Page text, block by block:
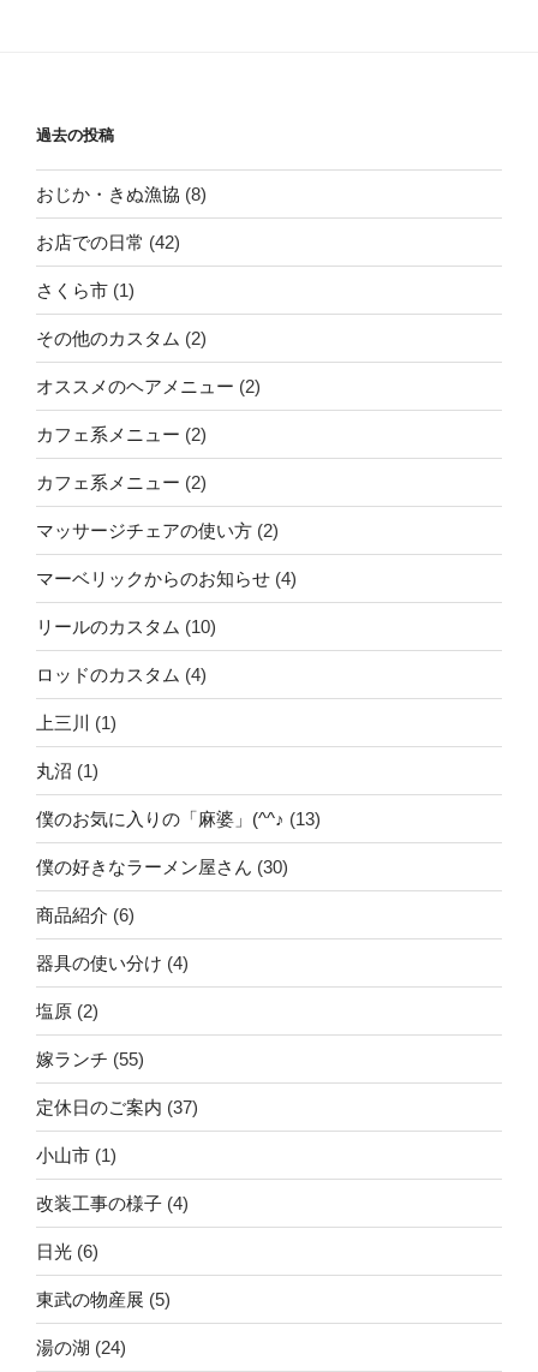
過去の投稿
おじか・きぬ漁協 (8)
お店での日常 (42)
さくら市 (1)
その他のカスタム (2)
オススメのヘアメニュー (2)
カフェ系メニュー (2)
カフェ系メニュー (2)
マッサージチェアの使い方 (2)
マーベリックからのお知らせ (4)
リールのカスタム (10)
ロッドのカスタム (4)
上三川 (1)
丸沼 (1)
僕のお気に入りの「麻婆」(^^♪ (13)
僕の好きなラーメン屋さん (30)
商品紹介 (6)
器具の使い分け (4)
塩原 (2)
嫁ランチ (55)
定休日のご案内 (37)
小山市 (1)
改装工事の様子 (4)
日光 (6)
東武の物産展 (5)
湯の湖 (24)